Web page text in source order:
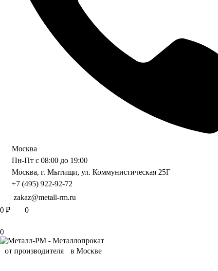
Москва
Пн-Пт с 08:00 до 19:00
Москва, г. Мытищи, ул. Коммунистическая 25Г
+7 (495) 922-92-72
zakaz@metall-rm.ru
0 ₽ 0
0